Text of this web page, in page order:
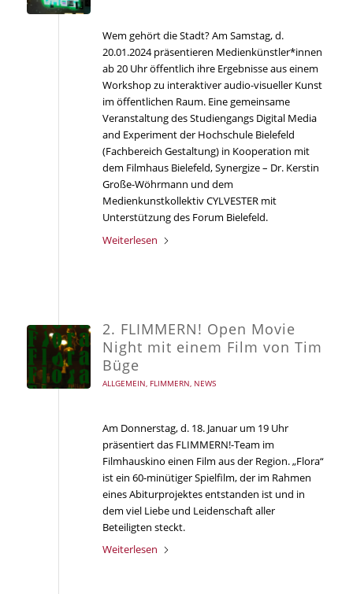
Wem gehört die Stadt? Am Samstag, d.
20.01.2024 präsentieren Medienkünstler*innen
ab 20 Uhr öffentlich ihre Ergebnisse aus einem
Workshop zu interaktiver audio-visueller Kunst
im öffentlichen Raum. Eine gemeinsame
Veranstaltung des Studiengangs Digital Media
and Experiment der Hochschule Bielefeld
(Fachbereich Gestaltung) in Kooperation mit
dem Filmhaus Bielefeld, Synergize – Dr. Kerstin
Große-Wöhrmann und dem
Medienkunstkollektiv CYLVESTER mit
Unterstützung des Forum Bielefeld.
Weiterlesen
2. FLIMMERN! Open Movie
Night mit einem Film von Tim
Büge
ALLGEMEIN FLIMMERN NEWS
Am Donnerstag, d. 18. Januar um 19 Uhr
präsentiert das FLIMMERN!-Team im
Filmhauskino einen Film aus der Region. „Flora“
ist ein 60-minütiger Spielfilm, der im Rahmen
eines Abiturprojektes entstanden ist und in
dem viel Liebe und Leidenschaft aller
Beteiligten steckt.
Weiterlesen